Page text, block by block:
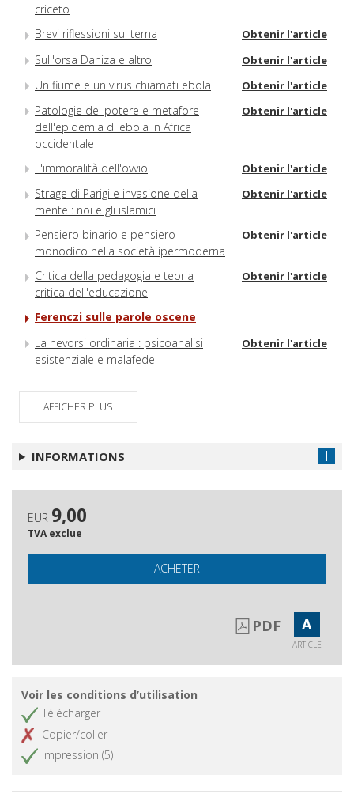
criceto
Brevi riflessioni sul tema Obtenir l'article
Sull'orsa Daniza e altro Obtenir l'article
Un fiume e un virus chiamati ebola Obtenir l'article
Patologie del potere e metafore
dell'epidemia di ebola in Africa
occidentale
Obtenir l'article
L'immoralità dell'ovvio Obtenir l'article
Strage di Parigi e invasione della
mente : noi e gli islamici
Obtenir l'article
Pensiero binario e pensiero
monodico nella società ipermoderna
Obtenir l'article
Critica della pedagogia e teoria
critica dell'educazione
Obtenir l'article
Ferenczi sulle parole oscene
La nevorsi ordinaria : psicoanalisi
esistenziale e malafede
Obtenir l'article
AFFICHER PLUS
INFORMATIONS
EUR 9,00
TVA exclue
ACHETER
PDF A
ARTICLE
Voir les conditions d’utilisation
Télécharger
Copier/coller
Impression (5)